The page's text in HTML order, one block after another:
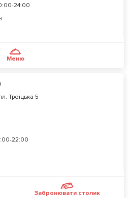
24:00
Меню
Троіцька 5
22:00
Забронювати столик